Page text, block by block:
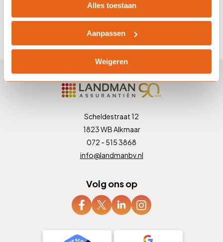
Alles toestaan
Aanpassen
Weigeren
Scheldestraat 12
1823 WB Alkmaar
072 - 515 3868
info@landmanbv.nl
Volg ons op